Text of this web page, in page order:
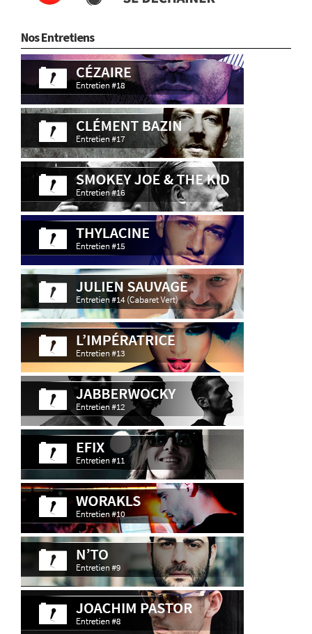
Nos Entretiens